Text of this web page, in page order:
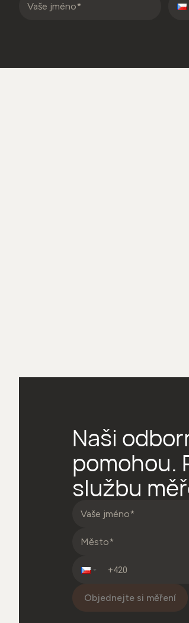
Naši
pomohou.
službu
Objednejte si měření